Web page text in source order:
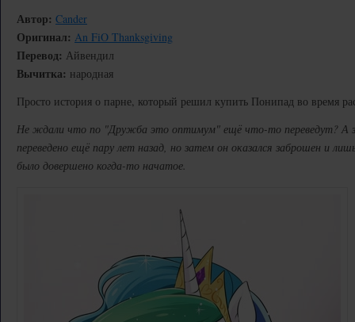
Автор: Cander
Оригинал: An FiO Thanksgiving
Перевод: Айвендил
Вычитка: народная
Просто история о парне, который решил купить Понипад во время
Не ждали что по "Дружба это оптимум" ещё что-то переведут? А
переведено ещё пару лет назад, но затем он оказался заброшен и
было довершено когда-то начатое.